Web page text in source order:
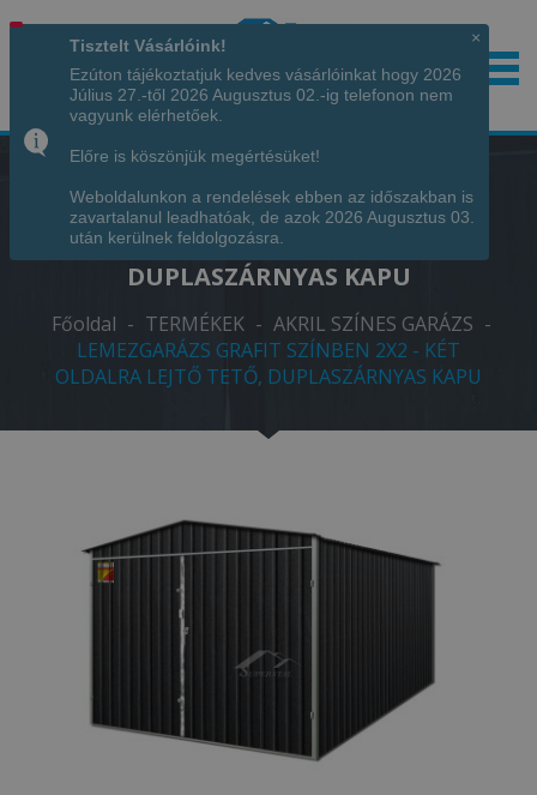
Hívjon minket!+36 70 7342034
LEMEZGARÁZS GRAFIT SZÍNBEN 2X2 -
KÉT OLDALRA LEJTŐ TETŐ,
DUPLASZÁRNYAS KAPU
Főoldal - TERMÉKEK - AKRIL SZÍNES GARÁZS -
LEMEZGARÁZS GRAFIT SZÍNBEN 2X2 - KÉT
OLDALRA LEJTŐ TETŐ, DUPLASZÁRNYAS KAPU
×
Tisztelt Vásárlóink!
Ezúton tájékoztatjuk kedves vásárlóinkat hogy 2026
Július 27.-től 2026 Augusztus 02.-ig telefonon nem
vagyunk elérhetőek.
Előre is köszönjük megértésüket!
Weboldalunkon a rendelések ebben az időszakban is
zavartalanul leadhatóak, de azok 2026 Augusztus 03.
után kerülnek feldolgozásra.